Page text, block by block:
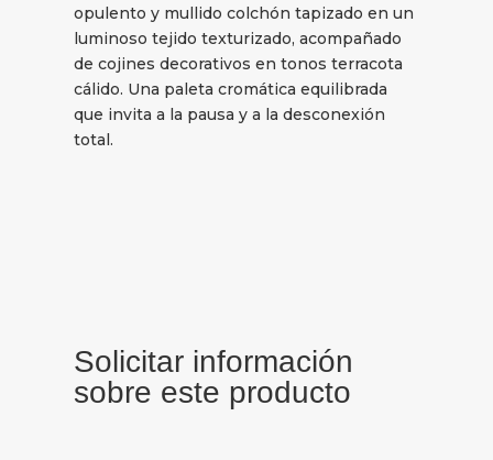
opulento y mullido colchón tapizado en un
luminoso tejido texturizado, acompañado
de cojines decorativos en tonos terracota
cálido. Una paleta cromática equilibrada
que invita a la pausa y a la desconexión
total.
Solicitar información
sobre este producto